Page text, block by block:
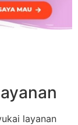
layanan